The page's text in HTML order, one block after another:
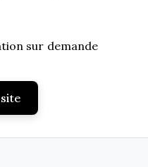
sur demande